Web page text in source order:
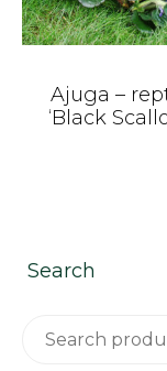
Ajuga –
‘Black
Search